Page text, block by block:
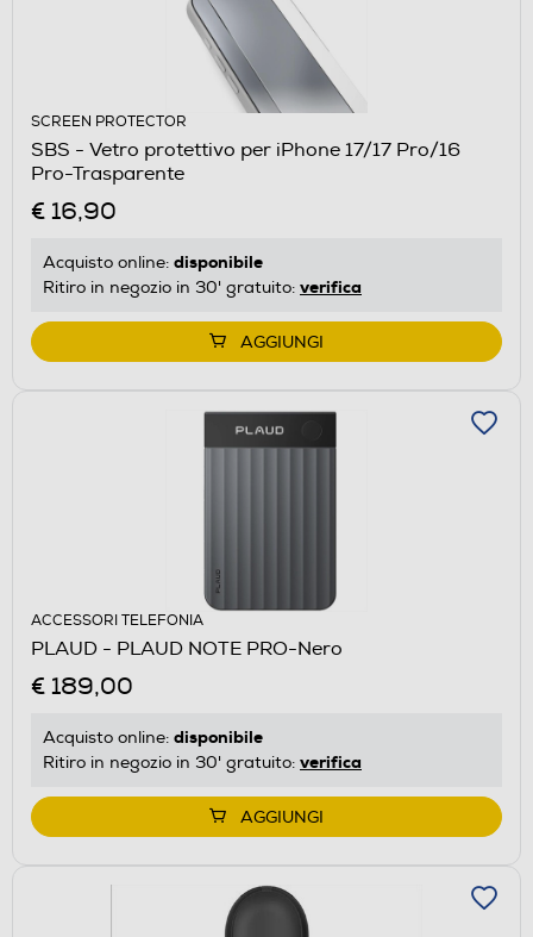
SCREEN PROTECTOR
SBS - Vetro protettivo per iPhone 17/17 Pro/16
Pro-Trasparente
€ 16,90
Acquisto online: disponibile
Ritiro in negozio in 30' gratuito: verifica
AGGIUNGI
ACCESSORI TELEFONIA
PLAUD - PLAUD NOTE PRO-Nero
€ 189,00
Acquisto online: disponibile
Ritiro in negozio in 30' gratuito: verifica
AGGIUNGI